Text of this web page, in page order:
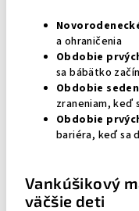
a ohraničenia
Obdobie
sa bábätko
Obdobie
zraneniam, keď
Obdobie
bariéra, keď sa
Vankúšikový
väčšie deti